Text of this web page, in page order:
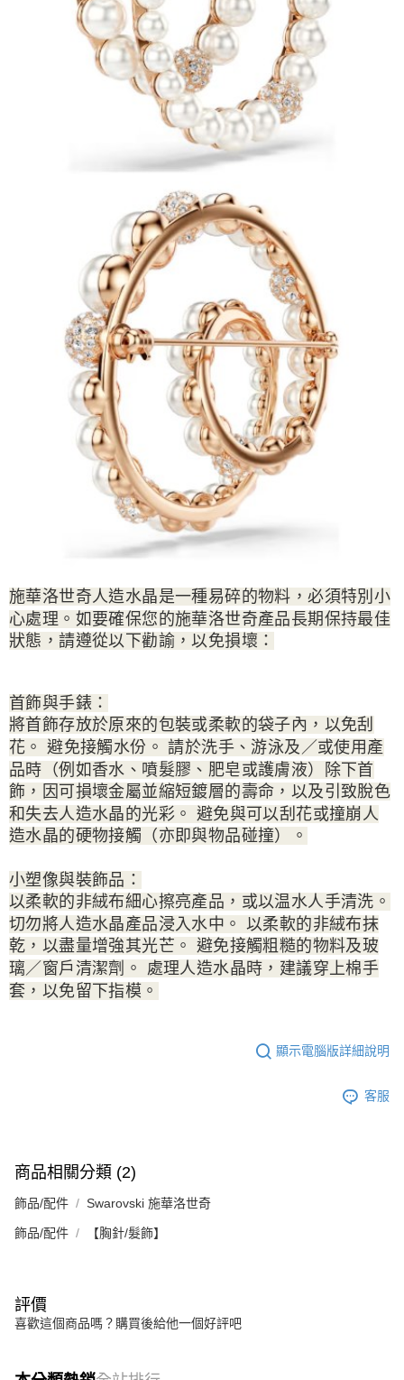
施華洛世奇人造水晶是一種易碎的物料，必須特別小
心處理。如要確保您的施華洛世奇產品長期保持最佳
狀態，請遵從以下勸諭，以免損壞：
首飾與手錶：
將首飾存放於原來的包裝或柔軟的袋子內，以免刮
花。 避免接觸水份。 請於洗手、游泳及／或使用產
品時（例如香水、噴髮膠、肥皂或護膚液）除下首
飾，因可損壞金屬並縮短鍍層的壽命，以及引致脫色
和失去人造水晶的光彩。 避免與可以刮花或撞崩人
造水晶的硬物接觸（亦即與物品碰撞）。
小塑像與裝飾品：
以柔軟的非絨布細心擦亮產品，或以温水人手清洗。
切勿將人造水晶產品浸入水中。 以柔軟的非絨布抹
乾，以盡量增強其光芒。 避免接觸粗糙的物料及玻
璃／窗戶清潔劑。 處理人造水晶時，建議穿上棉手
套，以免留下指模。
顯示電腦版詳細說明
客服
商品相關分類 (2)
飾品/配件 Swarovski 施華洛世奇
飾品/配件 【胸針/髮飾】
評價
喜歡這個商品嗎？購買後給他一個好評吧